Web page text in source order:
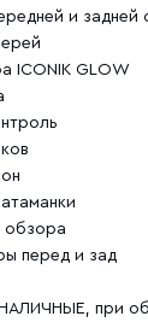
и задней
ICONIK GLOW
обзора
перед и зад
при